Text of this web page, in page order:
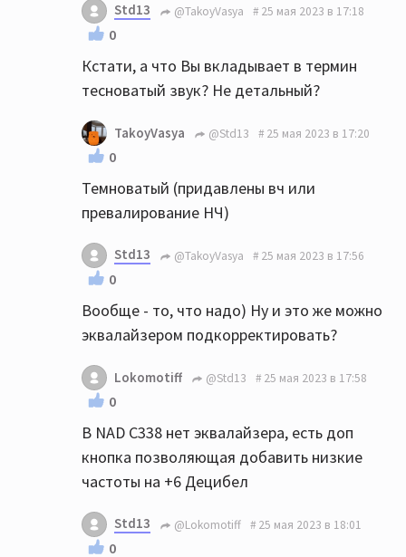
Std13 @TakoyVasya 25 мая 2023 в 17:18
0
Кстати, а что Вы вкладывает в термин
тесноватый звук? Не детальный?
TakoyVasya @Std13 25 мая 2023 в 17:20
0
Темноватый (придавлены вч или
превалирование НЧ)
Std13 @TakoyVasya 25 мая 2023 в 17:56
0
Вообще - то, что надо) Ну и это же можно
эквалайзером подкорректировать?
Lokomotiff @Std13 25 мая 2023 в 17:58
0
В NAD C338 нет эквалайзера, есть доп
кнопка позволяющая добавить низкие
частоты на +6 Децибел
Std13 @Lokomotiff 25 мая 2023 в 18:01
0